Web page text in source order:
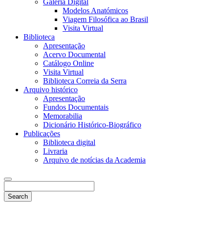
Modelos Anatómicos
Viagem Filosófica ao Brasil
Visita Virtual
Biblioteca
Apresentação
Acervo Documental
Catálogo Online
Visita Virtual
Biblioteca Correia da Serra
Arquivo histórico
Apresentação
Fundos Documentais
Memorabilia
Dicionário Histórico-Biográfico
Publicações
Biblioteca digital
Livraria
Arquivo de notícias da Academia